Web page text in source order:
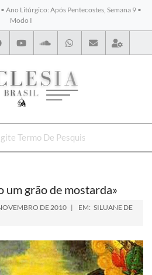
Ano Litúrgico: Após Pentecostes, Semana 9 •
Modo I
um grão de mostarda»
DE 2010 EM: SILUANE DE